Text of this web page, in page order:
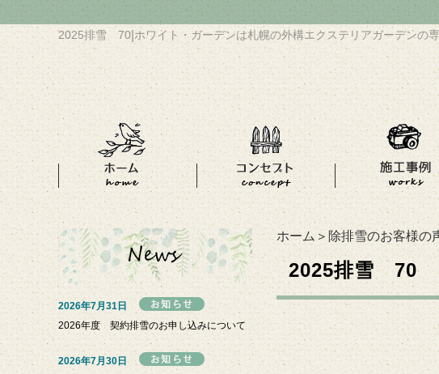
2025排雪 70 ホワイト・ガーデンは札幌の外構エクステリアガーデンの
ホーム＞ 除排雪のお客様の
2025排雪 70
2026年7月31日
2026年度 契約排雪のお申し込みについて
2026年7月30日